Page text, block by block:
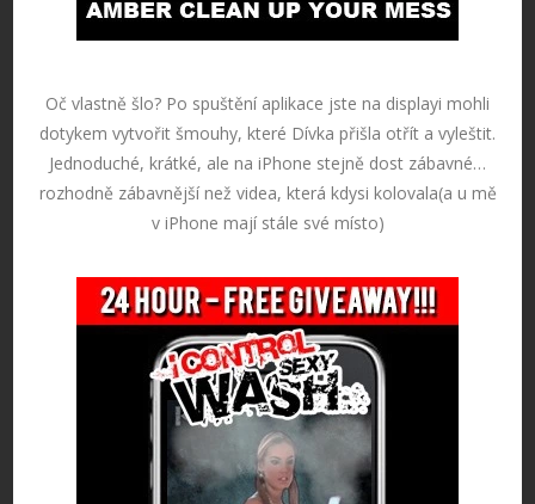
Oč vlastně šlo? Po spuštění aplikace jste na displayi mohli
dotykem vytvořit šmouhy, které Dívka přišla otřít a vyleštit.
Jednoduché, krátké, ale na iPhone stejně dost zábavné…
rozhodně zábavnější než videa, která kdysi kolovala(a u mě
v iPhone mají stále své místo)